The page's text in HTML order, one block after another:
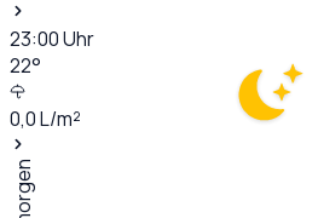
23:00Uhr
22°
0,0L/m²